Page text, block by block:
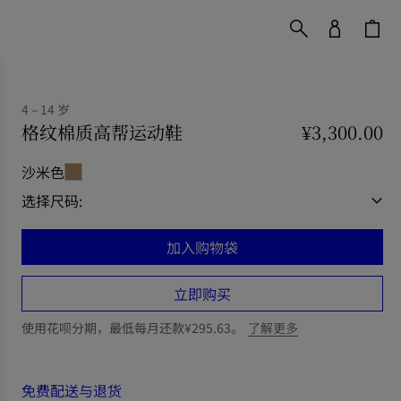
4 – 14 岁
格纹棉质高帮运动鞋 价格 ¥3,300.004 – 14 岁
¥3,300.00
沙米色
选择尺码:
加入购物袋
立即购买
使用花呗分期，最低每月还款¥295.63。 了解更多
免费配送与退货